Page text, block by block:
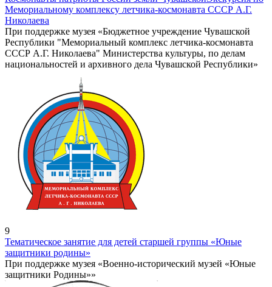
Мемориальному комплексу летчика-космонавта СССР А.Г.
Николаева
При поддержке музея «Бюджетное учреждение Чувашской
Республики "Мемориальный комплекс летчика-космонавта
СССР А.Г. Николаева" Министерства культуры, по делам
национальностей и архивного дела Чувашской Республики»
9
Тематическое занятие для детей старшей группы «Юные
защитники родины»
При поддержке музея «Военно-исторический музей «Юные
защитники Родины»»